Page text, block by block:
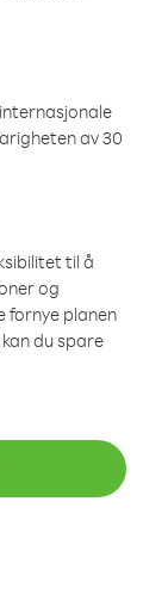
av 30
til å
og
fornye planen
du spare